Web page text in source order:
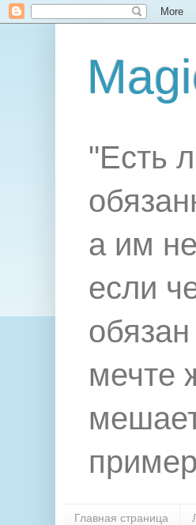
"Есть
а им
если
мечте
Главная страница